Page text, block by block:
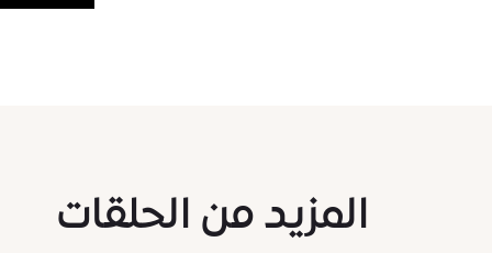
المزيد من الحلقات